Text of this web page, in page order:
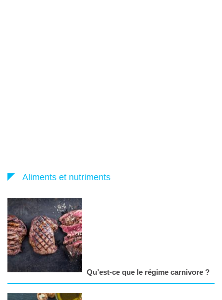
Aliments et nutriments
Qu’est-ce que le régime carnivore ?